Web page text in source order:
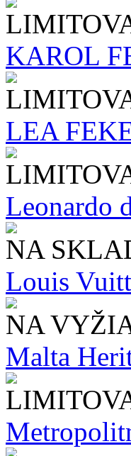
KAROL
LEA
Leonardo
NA
Louis
NA
Malta